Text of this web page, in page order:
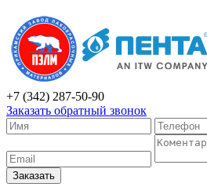
+7 (342) 287-50-90
Заказать обратный звонок
Заказать